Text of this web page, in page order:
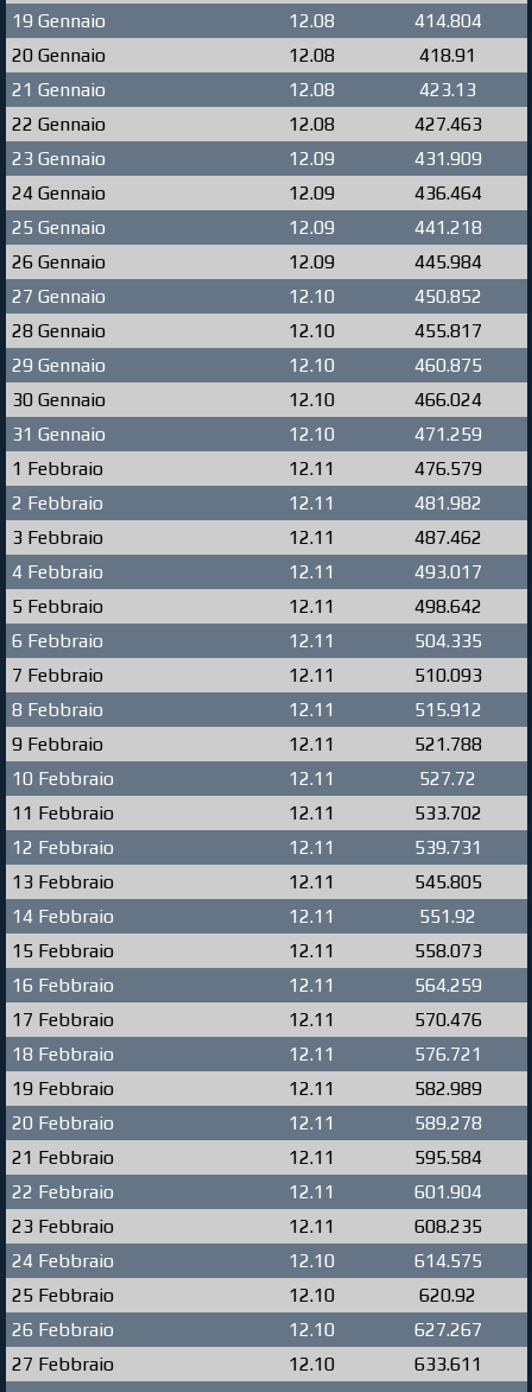
19 Gennaio
12.08
414.804
20 Gennaio
12.08
418.91
21 Gennaio
12.08
423.13
22 Gennaio
12.08
427.463
23 Gennaio
12.09
431.909
24 Gennaio
12.09
436.464
25 Gennaio
12.09
441.218
26 Gennaio
12.09
445.984
27 Gennaio
12.10
450.852
28 Gennaio
12.10
455.817
29 Gennaio
12.10
460.875
30 Gennaio
12.10
466.024
31 Gennaio
12.10
471.259
1 Febbraio
12.11
476.579
2 Febbraio
12.11
481.982
3 Febbraio
12.11
487.462
4 Febbraio
12.11
493.017
5 Febbraio
12.11
498.642
6 Febbraio
12.11
504.335
7 Febbraio
12.11
510.093
8 Febbraio
12.11
515.912
9 Febbraio
12.11
521.788
10 Febbraio
12.11
527.72
11 Febbraio
12.11
533.702
12 Febbraio
12.11
539.731
13 Febbraio
12.11
545.805
14 Febbraio
12.11
551.92
15 Febbraio
12.11
558.073
16 Febbraio
12.11
564.259
17 Febbraio
12.11
570.476
18 Febbraio
12.11
576.721
19 Febbraio
12.11
582.989
20 Febbraio
12.11
589.278
21 Febbraio
12.11
595.584
22 Febbraio
12.11
601.904
23 Febbraio
12.11
608.235
24 Febbraio
12.10
614.575
25 Febbraio
12.10
620.92
26 Febbraio
12.10
627.267
27 Febbraio
12.10
633.611